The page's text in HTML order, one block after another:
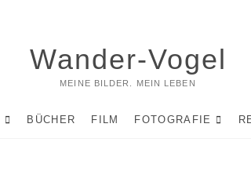
Wander-Vogel
MEINE BILDER. MEIN LEBEN
BÜCHER FILM FOTOGRAFIE